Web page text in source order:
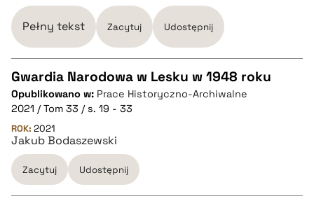
Pełny tekst Zacytuj Udostępnij
CZYSTY TEKST
pobierz cytat
BIBTEX
Gwardia Narodowa w Lesku w 1948 roku
Opublikowano w: Prace Historyczno-Archiwalne
2021 / Tom 33 / s. 19 - 33
ROK: 2021
Jakub Bodaszewski
Zacytuj Udostępnij